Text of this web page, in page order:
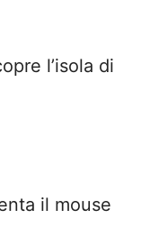
l’isola di
il mouse